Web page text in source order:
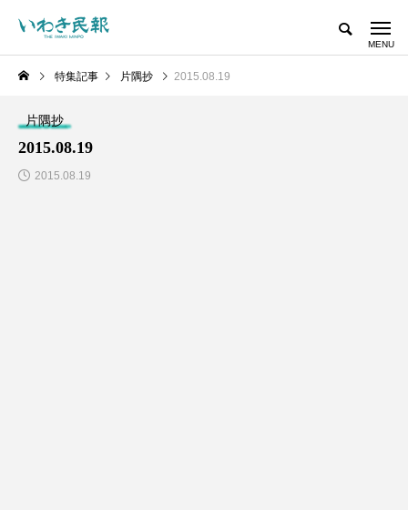
特集記事 片隅抄 2015.08.19
片隅抄
2015.08.19
2015.08.19